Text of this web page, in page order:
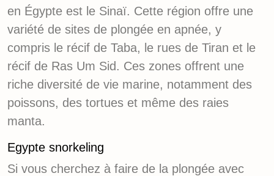
en Égypte est le Sinaï. Cette région offre une
variété de sites de plongée en apnée, y
compris le récif de Taba, le rues de Tiran et le
récif de Ras Um Sid. Ces zones offrent une
riche diversité de vie marine, notamment des
poissons, des tortues et même des raies
manta.
Egypte snorkeling
Si vous cherchez à faire de la plongée avec